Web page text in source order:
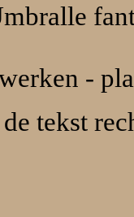
-
tekst